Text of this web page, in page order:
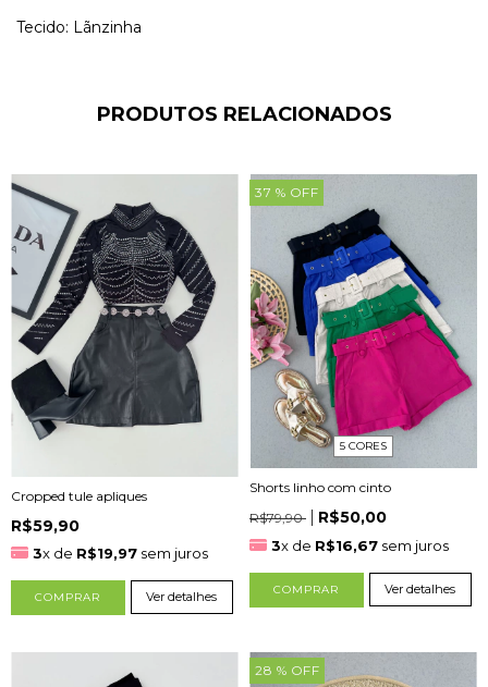
Tecido: Lãnzinha
PRODUTOS RELACIONADOS
Cropped tule apliques
R$59,90
3x de R$19,97 sem juros
COMPRAR Ver detalhes
37 % OFF
5 CORES
Shorts linho com cinto
R$79,90
R$50,00
3x de R$16,67 sem juros
COMPRAR Ver detalhes
28 % OFF